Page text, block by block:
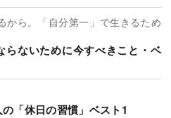
から。「自分第一」で生きるため
らないために今すべきこと・ベ
「休日の習慣」ベスト1